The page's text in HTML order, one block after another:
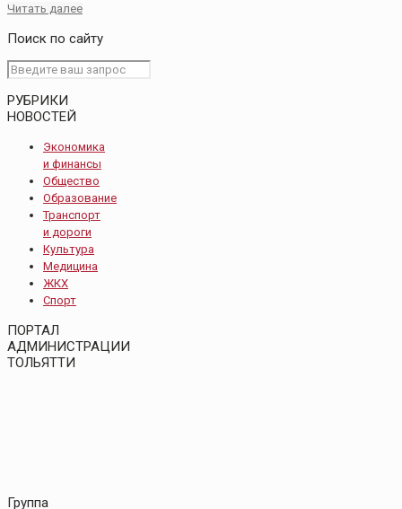
Читать далее
Поиск по сайту
РУБРИКИ
НОВОСТЕЙ
Экономика
и финансы
Общество
Образование
Транспорт
и дороги
Культура
Медицина
ЖКХ
Спорт
ПОРТАЛ
АДМИНИСТРАЦИИ
ТОЛЬЯТТИ
Группа